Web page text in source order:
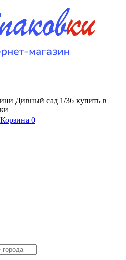
Дивный сад 1/36 купить в
Корзина 0